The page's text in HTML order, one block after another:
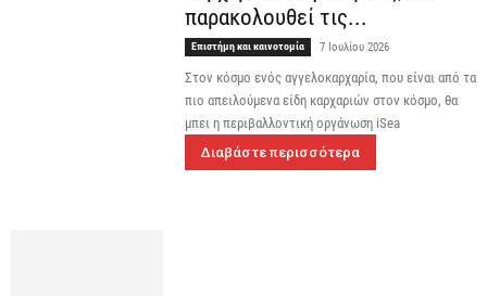
παρακολουθεί τις...
Επιστήμη και καινοτομία 7 Ιουλίου 2026
Στον κόσμο ενός αγγελοκαρχαρία, που είναι από τα
πιο απειλούμενα είδη καρχαριών στον κόσμο, θα
μπει η περιβαλλοντική οργάνωση iSea
Διαβάστε περισσότερα